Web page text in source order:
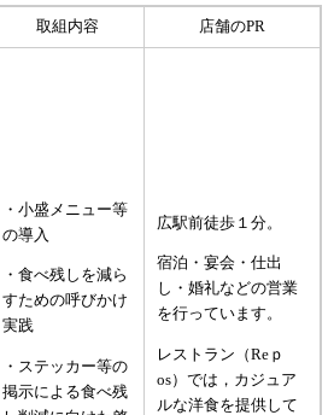
取組内容 店舗のPR
・小盛メニュー等
の導入
・食べ残しを減ら
すための呼びかけ
実践
・ステッカー等の
掲示による食べ残
広駅前徒歩１分。
宿泊・宴会・仕出
し・婚礼などの営業
を行っています。
レストラン（Reｐ
os）では，カジュア
ルな洋食を提供して